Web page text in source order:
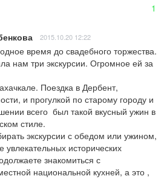
1
2015.10.20 12:22
время до свадебного торжества.
нам три экскурсии. Огромное ей за
Поездка в Дербент,
и прогулкой по старому городу и
всего  был такой вкусный ужин в
стиле.
экскурсии с обедом или ужином,
увлекательных исторических
знакомиться с
национальной кухней, а это ,